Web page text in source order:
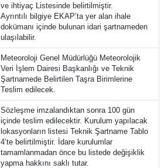
ve ihtiyaç Listesinde belirtilmiştir.
Ayrıntılı bilgiye EKAP’ta yer alan ihale
dokümanı içinde bulunan idari şartnameden
ulaşılabilir.
Meteoroloji Genel Müdürlüğü Meteorolojik
Veri İşlem Dairesi Başkanlığı ve Teknik
Şartnamede Belirtilen Taşra Birimlerine
Teslim edilecek.
Sözleşme imzalandıktan sonra 100 gün
içinde teslim edilecektir. Kurulum yapılacak
lokasyonların listesi Teknik Şartname Tablo
4’te belirtilmiştir. İdare kurulumlar
tamamlanmadan önce bu listede değişiklik
yapma hakkını saklı tutar.